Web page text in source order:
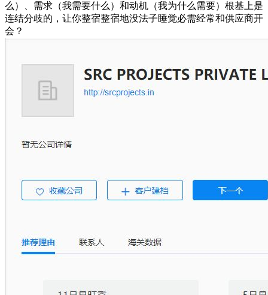
么）、需求（我需要什么）和动机（我为什么需要）根基上是
连结分歧的，让你整宿整宿地没法子睡觉必需经常和供应商开
会？